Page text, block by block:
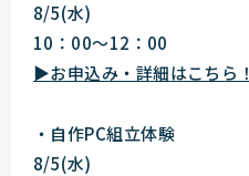
8/5(水)
10：00～12：00
▶お申込み・詳細はこちら！
・自作PC組立体験
8/5(水)